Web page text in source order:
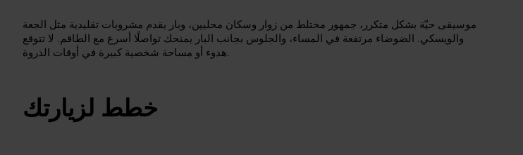
موسيقى حيّة بشكل متكرر، جمهور مختلط من زوار وسكان محليين، وبار يقدم مشروبات تقليدية مثل الجعة
والويسكي. الضوضاء مرتفعة في المساء، والجلوس بجانب البار يمنحك تواصلًا أسرع مع الطاقم. لا تتوقع
هدوء أو مساحة شخصية كبيرة في أوقات الذروة.
خطط لزيارتك